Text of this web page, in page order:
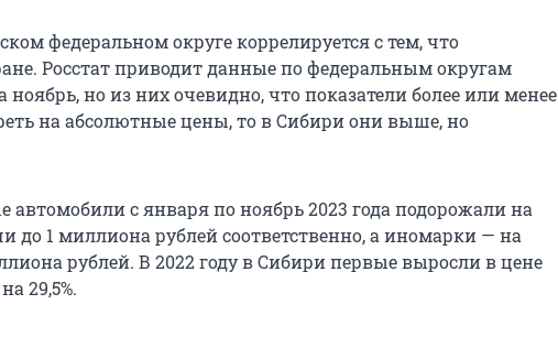
федеральном округе коррелируется с тем, что
Росстат приводит данные по федеральным округам
ноябрь, но из них очевидно, что показатели более или менее
на абсолютные цены, то в Сибири они выше, но
автомобили с января по ноябрь 2023 года подорожали на
до 1 миллиона рублей соответственно, а иномарки — на
рублей. В 2022 году в Сибири первые выросли в цене
29,5%.